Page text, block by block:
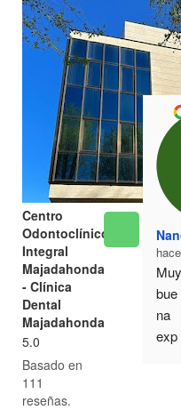
Centro
Odontoclínico
Integral
Majadahonda
- Clínica
Dental
Majadahonda
5.0
Basado en
111
reseñas.
Muy
bue
na
exp